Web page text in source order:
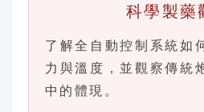
科學製藥
了解全自動控制系統如
力與溫度，並觀察傳統
中的體現。